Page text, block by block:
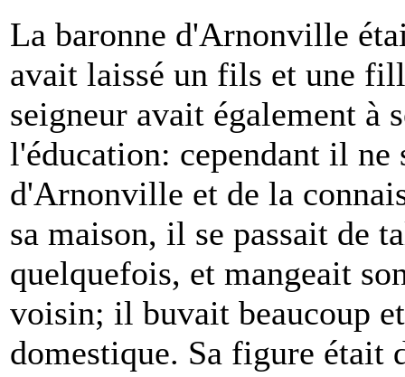
La baronne d'Arnonville
avait laissé un fils et une
seigneur avait également à
l'éducation: cependant il
d'Arnonville et de la
sa maison, il se passait de
quelquefois, et mangeait
voisin; il buvait beaucoup
domestique. Sa figure était